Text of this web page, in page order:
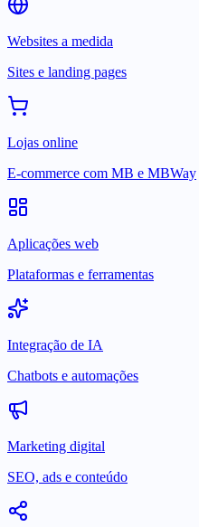
Websites a medida
Sites e landing pages
Lojas online
E-commerce com MB e MBWay
Aplicações web
Plataformas e ferramentas
Integração de IA
Chatbots e automações
Marketing digital
SEO, ads e conteúdo